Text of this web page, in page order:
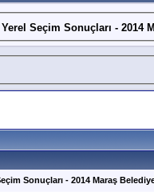
Seçim Sonuçları - 2014
Sonuçları - 2014 Maraş